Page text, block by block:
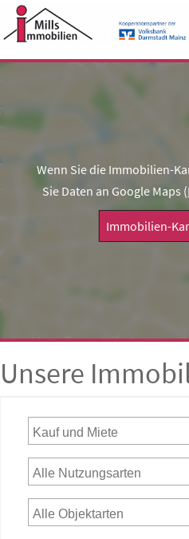
Skip
to
Wenn Sie die Immobilien-
Sie Daten an Google Maps (
Immobilien-
Unsere